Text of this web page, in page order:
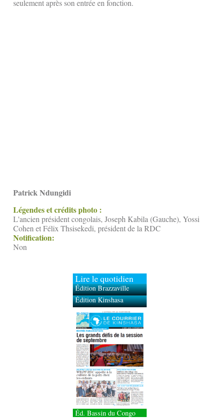
seulement après son entrée en fonction.
Patrick Ndungidi
Légendes et crédits photo :
L'ancien président congolais, Joseph Kabila (Gauche), Yossi
Cohen et Félix Thsisekedi, président de la RDC
Notification:
Non
Lire le quotidien
Édition Brazzaville
Édition Kinshasa
Éd. Bassin du Congo